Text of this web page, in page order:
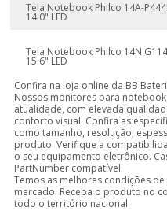
Tela Notebook Philco 14A-
14.0" LED
Tela Notebook Philco 14N
15.6" LED
Confira na loja online da BB
Nossos monitores para
atualidade, com elevada
conforto visual. Confira as
como tamanho, resolução,
produto. Verifique a
o seu equipamento eletrônico.
PartNumber compatível.
Temos as melhores condições
mercado. Receba o produto no
todo o território nacional.